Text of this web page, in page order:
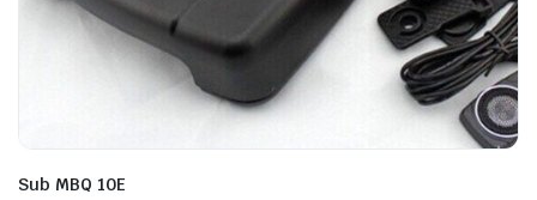
Sub MBQ 10E